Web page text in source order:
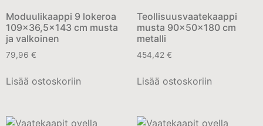
Moduulikaappi 9 lokeroa
109×36,5×143 cm musta
ja valkoinen
79,96 €
Lisää ostoskoriin
Teollisuusvaatekaappi
musta 90x50x180 cm
metalli
454,42 €
Lisää ostoskoriin